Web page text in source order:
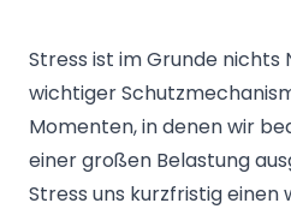
Stress ist im Grunde nichts
wichtiger
Momenten, in denen wir
einer großen Belastung
Stress uns kurzfristig einen